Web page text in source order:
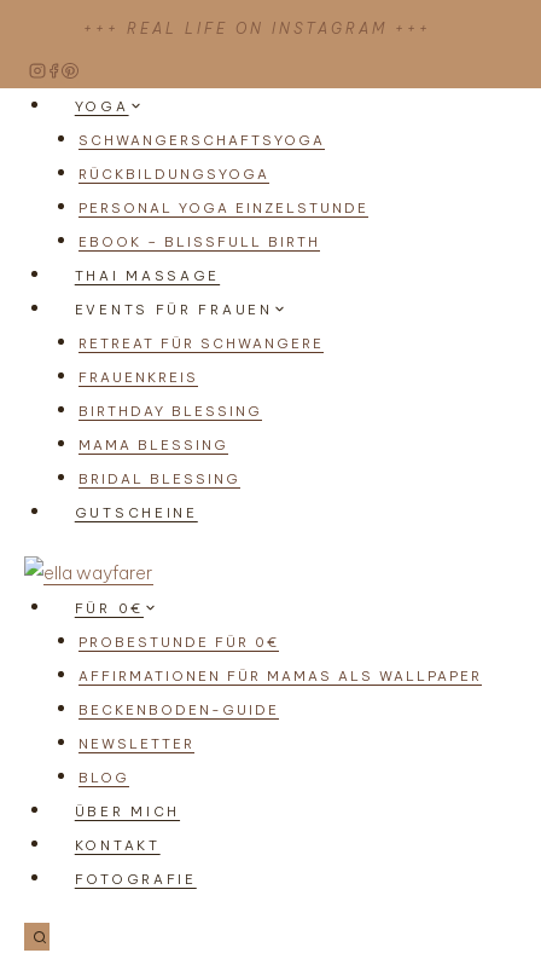
springen
+++ REAL LIFE ON INSTAGRAM +++
YOGA
SCHWANGERSCHAFTSYOGA
RÜCKBILDUNGSYOGA
PERSONAL YOGA EINZELSTUNDE
EBOOK – BLISSFULL BIRTH
THAI MASSAGE
EVENTS FÜR FRAUEN
RETREAT FÜR SCHWANGERE
FRAUENKREIS
BIRTHDAY BLESSING
MAMA BLESSING
BRIDAL BLESSING
GUTSCHEINE
FÜR 0€
PROBESTUNDE FÜR 0€
AFFIRMATIONEN FÜR MAMAS ALS WALLPAPER
BECKENBODEN-GUIDE
NEWSLETTER
BLOG
ÜBER MICH
KONTAKT
FOTOGRAFIE